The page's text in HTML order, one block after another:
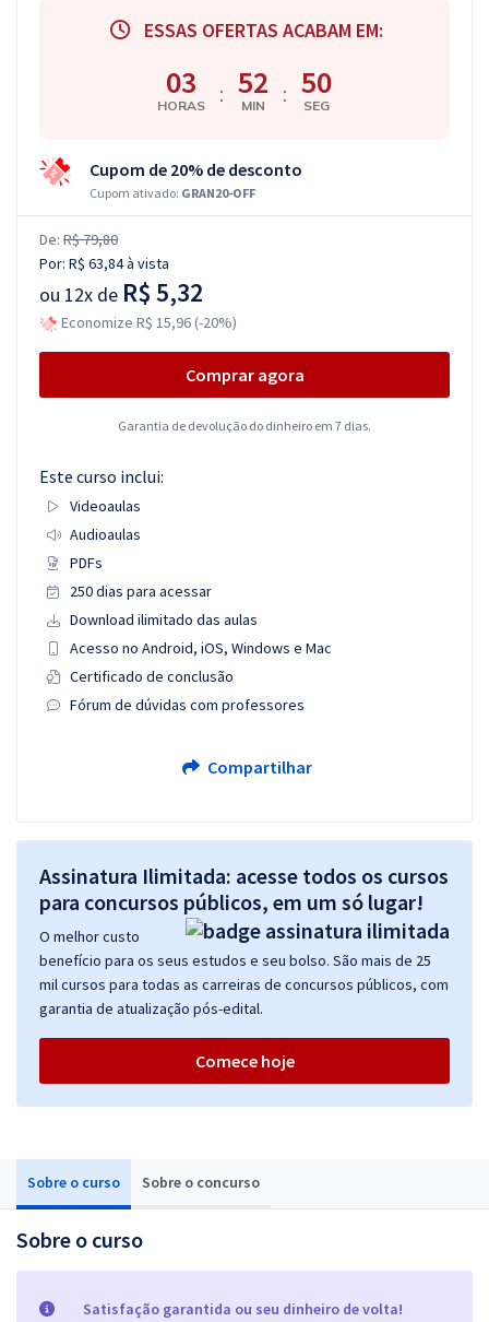
Sobre o curso Sobre o concurso
Sobre o curso
Satisfação garantida ou seu dinheiro de volta!
ESSAS OFERTAS ACABAM EM:
03
HORAS : 52
MIN : 49
SEG
Cupom de 20% de desconto
Cupom ativado: GRAN20-OFF
De: R$ 79,80
Por: R$ 63,84à vista
ou 12x de R$ 5,32
Economize R$ 15,96 (-20%)
Comprar agora
Garantia de devolução do dinheiro em 7 dias.
Este curso inclui:
Videoaulas
Audioaulas
PDFs
250 dias para acessar
Download ilimitado das aulas
Acesso no Android, iOS, Windows e Mac
Certificado de conclusão
Fórum de dúvidas com professores
Compartilhar
Assinatura Ilimitada: acesse todos os cursos
para concursos públicos, em um só lugar!
O melhor custo
benefício para os seus estudos e seu bolso. São mais de 25
mil cursos para todas as carreiras de concursos públicos, com
garantia de atualização pós-edital.
Comece hoje